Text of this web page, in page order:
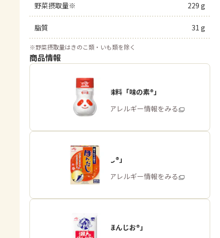
野菜摂取量※ 229 g
脂質 31 g
※野菜摂取量はきのこ類・いも類を除く
商品情報
うま味調味料「味の素®」
商品・アレルギー情報をみる
「ほんだし®」
商品・アレルギー情報をみる
「瀬戸のほんじお®」